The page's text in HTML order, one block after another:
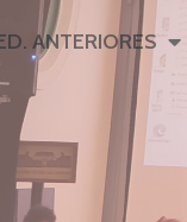
ANTERIORES